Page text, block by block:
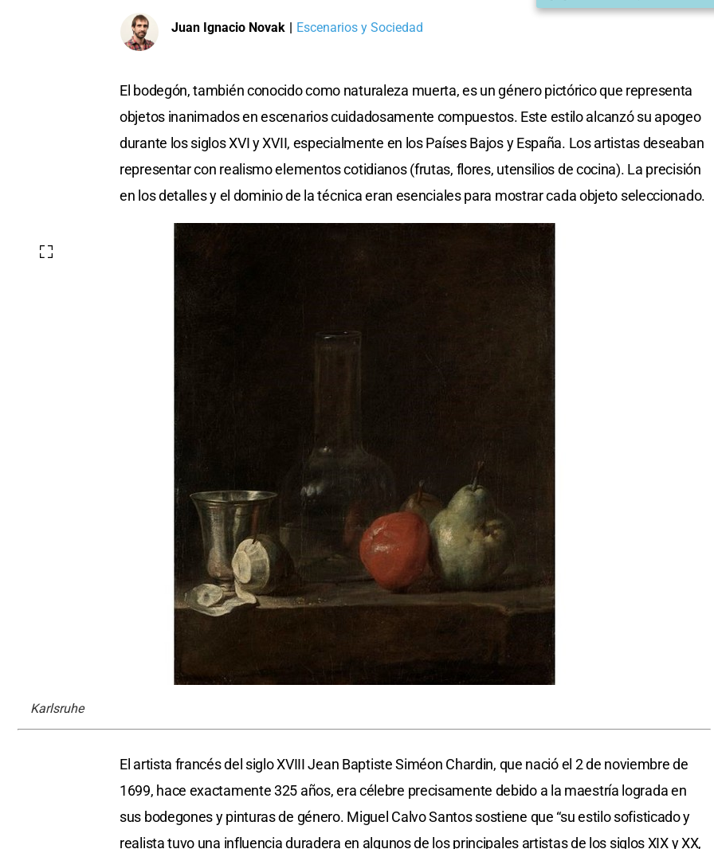
Juan Ignacio Novak | Escenarios y Sociedad
El bodegón, también conocido como naturaleza muerta, es un género pictórico que representa
objetos inanimados en escenarios cuidadosamente compuestos. Este estilo alcanzó su apogeo
durante los siglos XVI y XVII, especialmente en los Países Bajos y España. Los artistas deseaban
representar con realismo elementos cotidianos (frutas, flores, utensilios de cocina). La precisión
en los detalles y el dominio de la técnica eran esenciales para mostrar cada objeto seleccionado.
Karlsruhe
El artista francés del siglo XVIII Jean Baptiste Siméon Chardin, que nació el 2 de noviembre de
1699, hace exactamente 325 años, era célebre precisamente debido a la maestría lograda en
sus bodegones y pinturas de género. Miguel Calvo Santos sostiene que “su estilo sofisticado y
realista tuvo una influencia duradera en algunos de los principales artistas de los siglos XIX y XX,